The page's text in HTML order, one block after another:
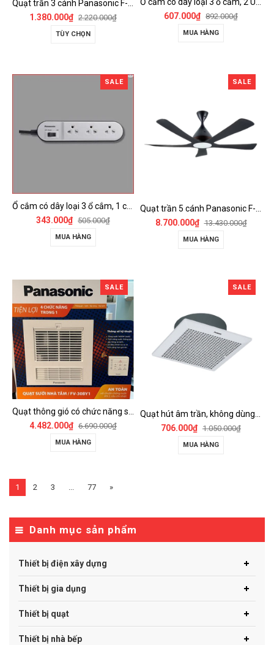
Quạt trần 3 cánh Panasonic F-60FV2
1.380.000₫ 2.220.000₫
TÙY CHỌN
607.000₫ 892.000₫
MUA HÀNG
SALE
343.000₫ 505.000₫
MUA HÀNG
SALE
Quạt trần 5 cánh Panasonic F-60DGN có đèn LED và kết nối Wireless
8.700.000₫ 13.430.000₫
MUA HÀNG
SALE
4.482.000₫ 6.690.000₫
MUA HÀNG
SALE
Quạt hút âm trần, không dùng ống dẫn Panasonic - FV-25TGU6
706.000₫ 1.050.000₫
MUA HÀNG
1 2 3 ... 77 »
Danh mục sản phẩm
Thiết bị điện xây dựng
Thiết bị gia dụng
Thiết bị quạt
Thiết bị nhà bếp